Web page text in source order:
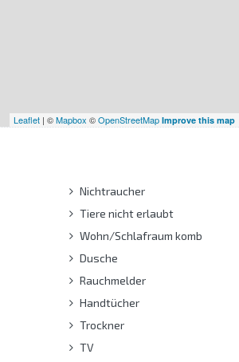
Leaflet | ©Mapbox ©OpenStreetMap Improve this map
Nichtraucher
Tiere nicht erlaubt
Wohn/Schlafraum komb
Dusche
Rauchmelder
Handtücher
Trockner
TV